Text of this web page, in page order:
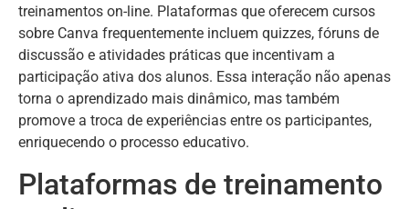
treinamentos on-line. Plataformas que oferecem cursos
sobre Canva frequentemente incluem quizzes, fóruns de
discussão e atividades práticas que incentivam a
participação ativa dos alunos. Essa interação não apenas
torna o aprendizado mais dinâmico, mas também
promove a troca de experiências entre os participantes,
enriquecendo o processo educativo.
Plataformas de treinamento